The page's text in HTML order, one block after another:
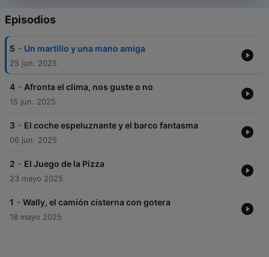
Episodios
5 - Un martillo y una mano amiga
25 jun. 2025
4 - Afronta el clima, nos guste o no
15 jun. 2025
3 - El coche espeluznante y el barco fantasma
06 jun. 2025
2 - El Juego de la Pizza
23 mayo 2025
1 - Wally, el camión cisterna con gotera
18 mayo 2025